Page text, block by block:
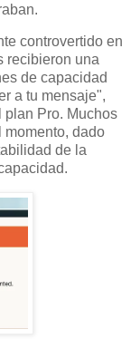
controvertido en
recibieron una
de capacidad
a tu mensaje",
Pro. Muchos
momento, dado
de la